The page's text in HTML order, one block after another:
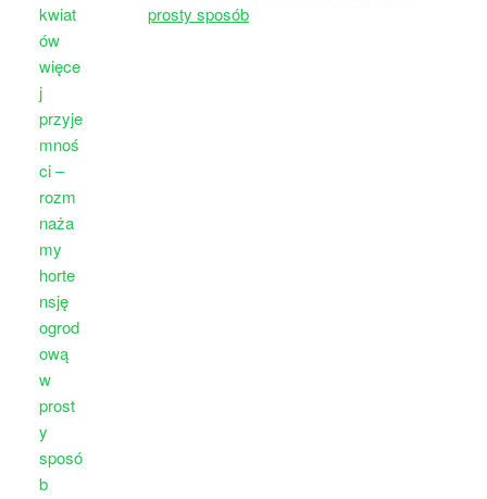
prosty sposób